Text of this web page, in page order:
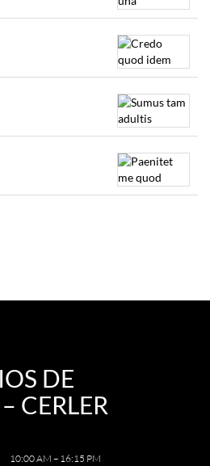
DE
CERLER
10:00 AM – 16:15 PM